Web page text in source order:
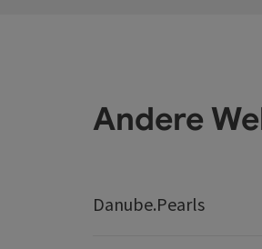
Andere
Danube.Pearls